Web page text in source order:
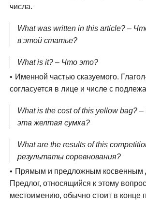
числа.
What was written in this article? –
в этой статье?
What is it? – Что это?
Именной частью сказуемого.
согласуется в лице и числе с
What is the cost of this yellow bag?
эта желтая сумка?
What are the results of this
результаты соревнования?
Прямым и предложным косвенным
Предлог, относящийся к этому
местоимению, обычно стоит в конце